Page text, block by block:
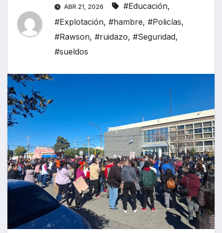
ABR 21, 2026 #Educación,
#Explotación, #hambre, #Policías,
#Rawson, #ruidazo, #Seguridad,
#sueldos